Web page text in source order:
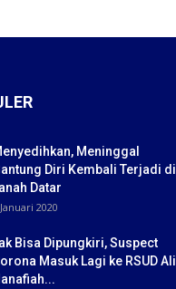
Meninggal
Diri Kembali Terjadi di
Datar
2020
Bisa Dipungkiri, Suspect
Masuk Lagi ke RSUD Ali